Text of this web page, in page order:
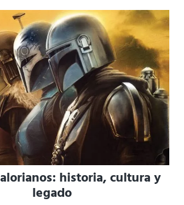
historia, cultura y
legado